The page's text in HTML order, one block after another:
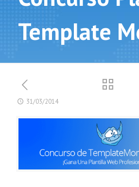
Template
31/03/2014